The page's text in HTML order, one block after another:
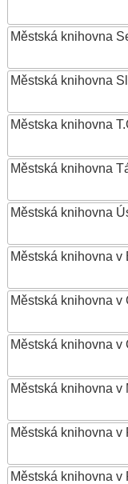
Městská knihovna
Městská knihovna
Městska knihovna
Městská knihovna
Městská knihovna
Městská knihovna v
Městská knihovna v
Městská knihovna v
Městská knihovna v
Městská knihovna v
Městská knihovna v